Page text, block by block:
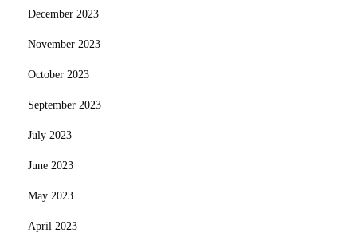
December 2023
November 2023
October 2023
September 2023
July 2023
June 2023
May 2023
April 2023